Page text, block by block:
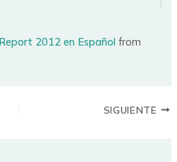
2012 en Español from
SIGUIENTE